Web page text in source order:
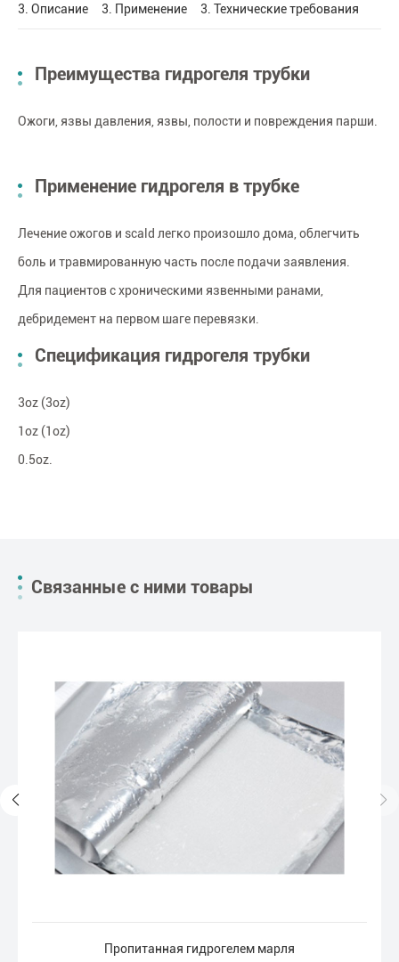
3. Описание 3. Применение 3. Технические требования
Преимущества гидрогеля трубки
Ожоги, язвы давления, язвы, полости и повреждения парши.
Применение гидрогеля в трубке
Лечение ожогов и scald легко произошло дома, облегчить
боль и травмированную часть после подачи заявления.
Для пациентов с хроническими язвенными ранами,
дебридемент на первом шаге перевязки.
Спецификация гидрогеля трубки
3oz (3oz)
1oz (1oz)
0.5oz.
Связанные с ними товары
Пропитанная гидрогелем марля